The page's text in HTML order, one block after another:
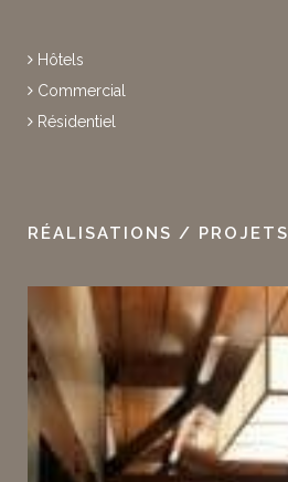
Hôtels
Commercial
Résidentiel
RÉALISATIONS / PROJETS